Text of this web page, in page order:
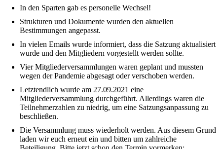
In den Sparten gab es personelle Wechsel!
Strukturen und Dokumente wurden den aktuellen
Bestimmungen angepasst.
In vielen Emails wurde informiert, dass die Satzung aktualisiert
wurde und den Mitgliedern vorgestellt werden sollte.
Vier Mitgliederversammlungen waren geplant und mussten
wegen der Pandemie abgesagt oder verschoben werden.
Letztendlich wurde am 27.09.2021 eine
Mitgliederversammlung durchgeführt. Allerdings waren die
Teilnehmerzahlen zu niedrig, um eine Satzungsanpassung zu
beschließen.
Die Versammlung muss wiederholt werden. Aus diesem Grund
laden wir euch erneut ein und bitten um zahlreiche